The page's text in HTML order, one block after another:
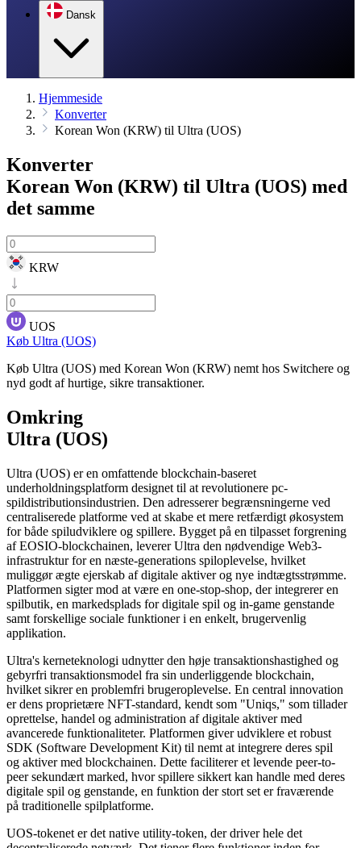
Dansk
Hjemmeside
Konverter
Korean Won (KRW) til Ultra (UOS)
Konverter
Korean Won (KRW) til Ultra (UOS) med
det samme
KRW
UOS
Køb Ultra (UOS)
Køb Ultra (UOS) med Korean Won (KRW) nemt hos Switchere og
nyd godt af hurtige, sikre transaktioner.
Omkring
Ultra (UOS)
Ultra (UOS) er en omfattende blockchain-baseret
underholdningsplatform designet til at revolutionere pc-
spildistributionsindustrien. Den adresserer begrænsningerne ved
centraliserede platforme ved at skabe et mere retfærdigt økosystem
for både spiludviklere og spillere. Bygget på en tilpasset forgrening
af EOSIO-blockchainen, leverer Ultra den nødvendige Web3-
infrastruktur for en næste-generations spiloplevelse, hvilket
muliggør ægte ejerskab af digitale aktiver og nye indtægtsstrømme.
Platformen sigter mod at være en one-stop-shop, der integrerer en
spilbutik, en markedsplads for digitale spil og in-game genstande
samt forskellige sociale funktioner i en enkelt, brugervenlig
applikation.
Ultra's kerneteknologi udnytter den høje transaktionshastighed og
gebyrfri transaktionsmodel fra sin underliggende blockchain,
hvilket sikrer en problemfri brugeroplevelse. En central innovation
er dens proprietære NFT-standard, kendt som "Uniqs," som tillader
oprettelse, handel og administration af digitale aktiver med
avancerede funktionaliteter. Platformen giver udviklere et robust
SDK (Software Development Kit) til nemt at integrere deres spil
og aktiver med blockchainen. Dette faciliterer et levende peer-to-
peer sekundært marked, hvor spillere sikkert kan handle med deres
digitale spil og genstande, en funktion der stort set er fraværende
på traditionelle spilplatforme.
UOS-tokenet er det native utility-token, der driver hele det